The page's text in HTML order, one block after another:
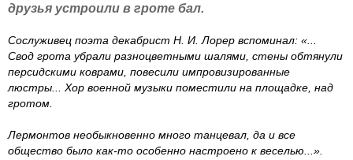
друзья устроили в гроте бал.
Сослуживец поэта декабрист Н. И. Лорер вспоминал: «...
Свод грота убрали разноцветными шалями, стены обтянули
персидскими коврами, повесили импровизированные
люстры... Хор военной музыки поместили на площадке, над
гротом.
Лермонтов необыкновенно много танцевал, да и все
общество было как-то особенно настроено к веселью...».